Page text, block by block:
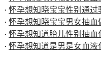
· 怀孕想知晓宝宝性别通过
· 怀孕想知晓宝宝男女抽血
· 怀孕想知道胎儿性别抽血
· 怀孕想知道是男是女血液